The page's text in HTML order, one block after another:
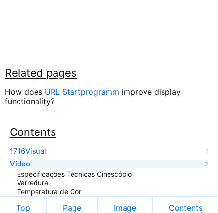
Related pages
How does URL Startprogramm improve display
functionality?
Contents
1716Visual
Vídeo
Especificações Técnicas Cinescópio
Varredura
Temperatura de Cor
Top Page Image Contents